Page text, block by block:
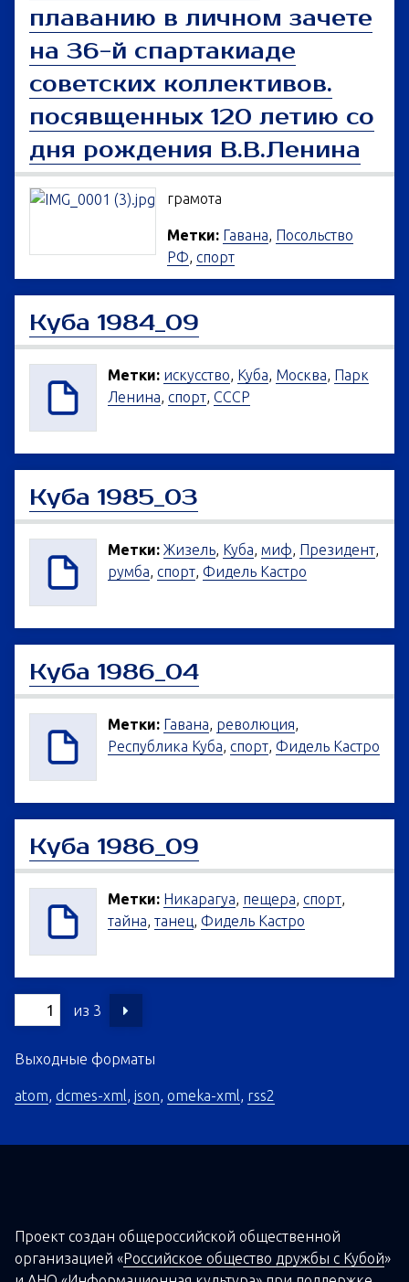
плаванию в личном зачете
на 36-й спартакиаде
советских коллективов.
посявщенных 120 летию со
дня рождения В.В.Ленина
грамота
Метки: Гавана, Посольство
РФ, спорт
Куба 1984_09
Метки: искусство, Куба, Москва, Парк
Ленина, спорт, СССР
Куба 1985_03
Метки: Жизель, Куба, миф, Президент,
румба, спорт, Фидель Кастро
Куба 1986_04
Метки: Гавана, революция,
Республика Куба, спорт, Фидель Кастро
Куба 1986_09
Метки: Никарагуа, пещера, спорт,
тайна, танец, Фидель Кастро
из 3
Выходные форматы
atom, dcmes-xml, json, omeka-xml, rss2
Проект создан общероссийской общественной
организацией «Российское общество дружбы с Кубой»